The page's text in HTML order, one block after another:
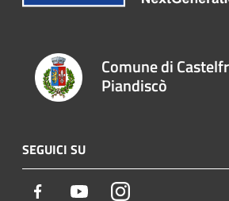
Comune di
Piandiscò
SEGUICI SU
Facebook YoutubeInstagram